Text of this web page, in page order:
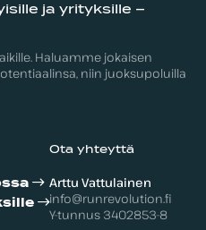
ja yrityksille –
Haluamme jokaisen
niin juoksupoluilla
Ota yhteyttä
Arttu Vattulainen
info@runrevolution.fi
Y-tunnus 3402853-8